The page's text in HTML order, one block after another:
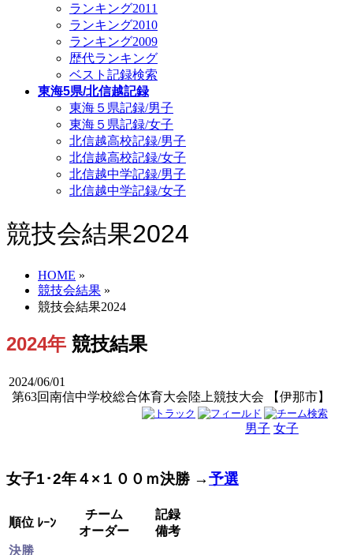
ランキング2011
ランキング2010
ランキング2009
歴代ランキング
ベスト記録検索
東海5県/北信越記録
東海５県記録/男子
東海５県記録/女子
北信越高校記録/男子
北信越高校記録/女子
北信越中学記録/男子
北信越中学記録/女子
競技会結果2024
HOME »
競技会結果 »
競技会結果2024
2024年 競技結果
2024/06/01
第63回南信中学校総合体育大会陸上競技大会 【伊那市】
男子 女子
女子1･2年４×１００ｍ決勝 →予選
順位 ﾚｰﾝ
チーム
オーダー
記録
備考
決勝